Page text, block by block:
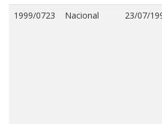
1999/0723 Nacional 23/07/